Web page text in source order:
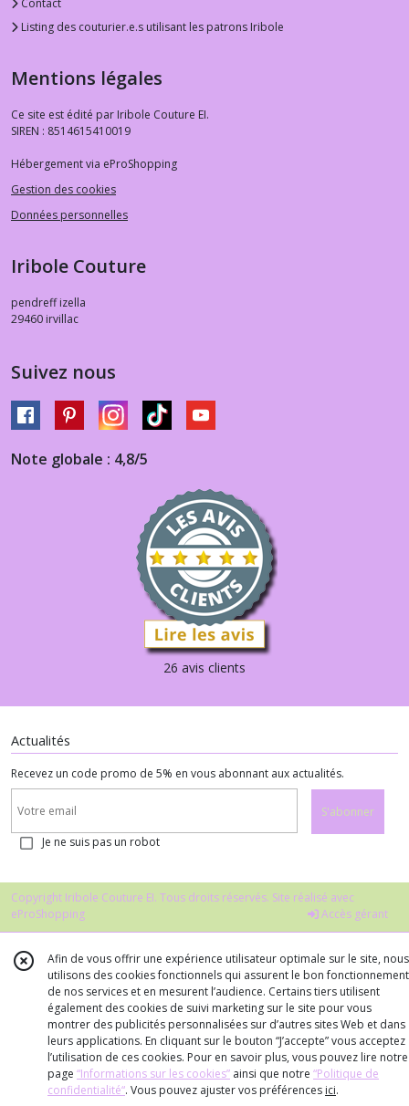
Contact
Listing des couturier.e.s utilisant les patrons Iribole
Mentions légales
Ce site est édité par Iribole Couture EI.
SIREN : 8514615410019
Hébergement via eProShopping
Gestion des cookies
Données personnelles
Iribole Couture
pendreff izella
29460 irvillac
Suivez nous
Note globale : 4,8/5
26 avis clients
Actualités
Recevez un code promo de 5% en vous abonnant aux actualités.
S'abonner
Je ne suis pas un robot
Copyright Iribole Couture EI. Tous droits réservés. Site réalisé avec
eProShopping
Accès gérant
Afin de vous offrir une expérience utilisateur optimale sur le site, nous
utilisons des cookies fonctionnels qui assurent le bon fonctionnement
de nos services et en mesurent l’audience. Certains tiers utilisent
également des cookies de suivi marketing sur le site pour vous
montrer des publicités personnalisées sur d’autres sites Web et dans
leurs applications. En cliquant sur le bouton “J’accepte” vous acceptez
l’utilisation de ces cookies. Pour en savoir plus, vous pouvez lire notre
page “Informations sur les cookies” ainsi que notre “Politique de
confidentialité“. Vous pouvez ajuster vos préférences ici.